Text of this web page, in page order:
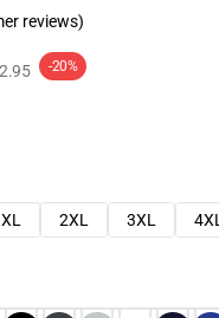
reviews)
-20%
XL 2XL 3XL
4XL